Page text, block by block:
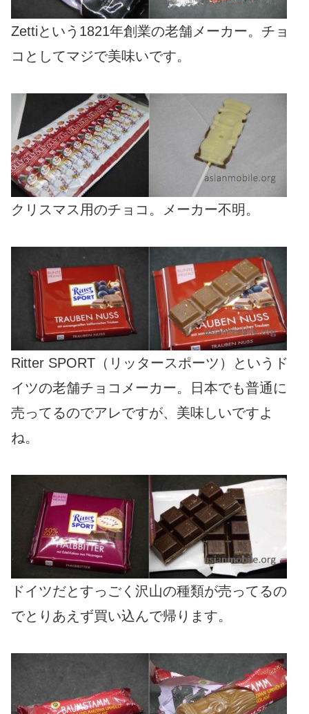
Zettiという1821年創業の老舗メーカー。チョ
コとしてマジで美味いです。
クリスマス用のチョコ。メーカー不明。
Ritter SPORT（リッタースポーツ）というド
イツの老舗チョコメーカー。日本でも普通に
売ってるのでアレですが、美味しいですよ
ね。
ドイツだとすっごく沢山の種類が売ってるの
でとりあえず買い込んで帰ります。